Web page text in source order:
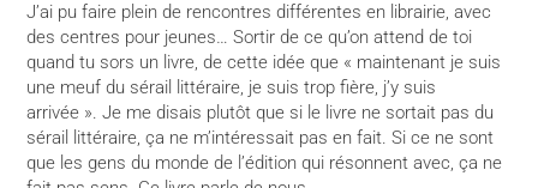
J’ai pu faire plein de rencontres différentes en librairie, avec
des centres pour jeunes… Sortir de ce qu’on attend de toi
quand tu sors un livre, de cette idée que « maintenant je suis
une meuf du sérail littéraire, je suis trop fière, j’y suis
arrivée ». Je me disais plutôt que si le livre ne sortait pas du
sérail littéraire, ça ne m’intéressait pas en fait. Si ce ne sont
que les gens du monde de l’édition qui résonnent avec, ça ne